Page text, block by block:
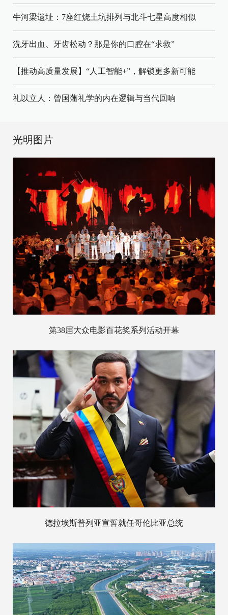
牛河梁遗址：7座红烧土坑排列与北斗七星高度相似
洗牙出血、牙齿松动？那是你的口腔在“求救”
【推动高质量发展】“人工智能+”，解锁更多新可能
礼以立人：曾国藩礼学的内在逻辑与当代回响
光明图片
第38届大众电影百花奖系列活动开幕
德拉埃斯普列亚宣誓就任哥伦比亚总统